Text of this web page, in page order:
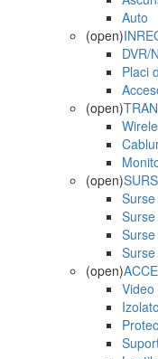
Auto
(open)
DVR/
Placi
(open)
(open)
(open)
Video